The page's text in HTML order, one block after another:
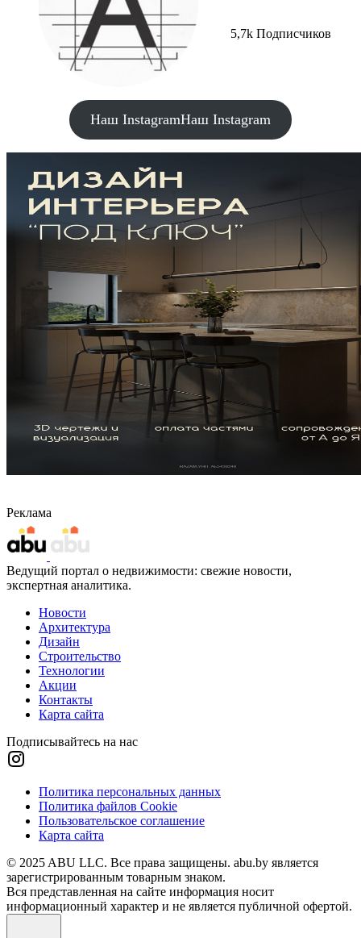
5,7k Подписчиков
Наш InstagramНаш Instagram
Реклама
Ведущий портал о недвижимости: свежие новости,
экспертная аналитика.
Новости
Архитектура
Дизайн
Строительство
Технологии
Акции
Контакты
Карта сайта
Подписывайтесь на нас
Политика персональных данных
Политика файлов Cookie
Пользовательское соглашение
Карта сайта
© 2025 ABU LLC. Все права защищены. abu.by является
зарегистрированным товарным знаком.
Вся представленная на сайте информация носит
информационный характер и не является публичной офертой.